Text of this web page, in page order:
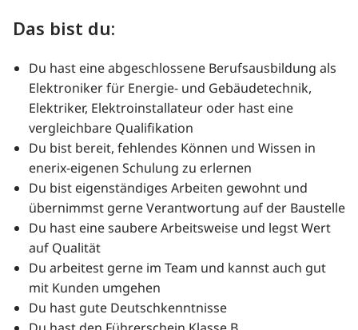
Das bist du:
Du hast eine abgeschlossene Berufsausbildung als
Elektroniker für Energie- und Gebäudetechnik,
Elektriker, Elektroinstallateur oder hast eine
vergleichbare Qualifikation
Du bist bereit, fehlendes Können und Wissen in
enerix-eigenen Schulung zu erlernen
Du bist eigenständiges Arbeiten gewohnt und
übernimmst gerne Verantwortung auf der Baustelle
Du hast eine saubere Arbeitsweise und legst Wert
auf Qualität
Du arbeitest gerne im Team und kannst auch gut
mit Kunden umgehen
Du hast gute Deutschkenntnisse